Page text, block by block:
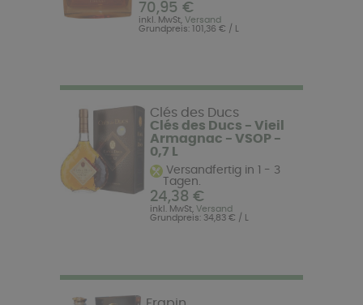
70,95 €
inkl. MwSt,Versand
Grundpreis: 101,36 € / L
Clés des Ducs
Clés des Ducs - Vieil
Armagnac - VSOP -
0,7 L
Versandfertig in 1 - 3
Tagen.
24,38 €
inkl. MwSt, Versand
Grundpreis: 34,83 € / L